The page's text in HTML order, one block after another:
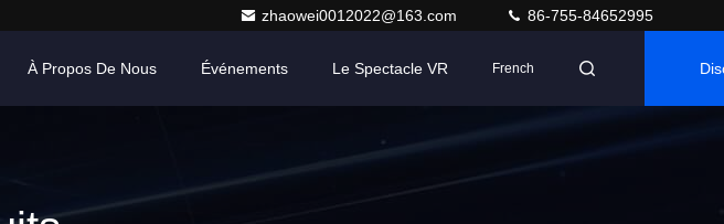
zhaowei0012022@163.com 86-755-84652995
À Propos De Nous Événements Le Spectacle VR French